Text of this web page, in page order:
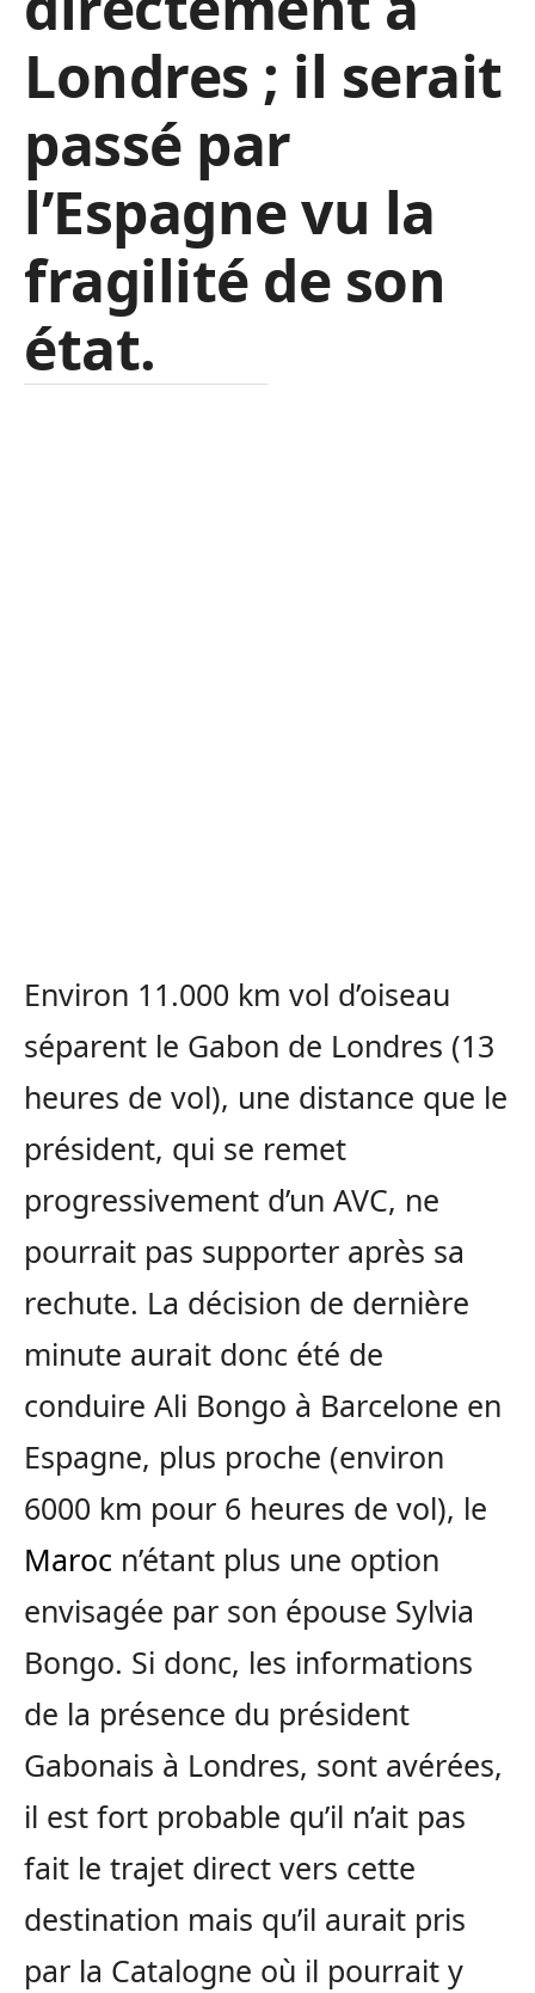
Londres ; il serait
passé par
l’Espagne vu la
fragilité de son
état.
Environ 11.000 km vol d’oiseau
séparent le Gabon de Londres (13
heures de vol), une distance que le
président, qui se remet
progressivement d’un AVC, ne
pourrait pas supporter après sa
rechute. La décision de dernière
minute aurait donc été de
conduire Ali Bongo à Barcelone en
Espagne, plus proche (environ
6000 km pour 6 heures de vol), le
Maroc n’étant plus une option
envisagée par son épouse Sylvia
Bongo. Si donc, les informations
de la présence du président
Gabonais à Londres, sont avérées,
il est fort probable qu’il n’ait pas
fait le trajet direct vers cette
destination mais qu’il aurait pris
par la Catalogne où il pourrait y